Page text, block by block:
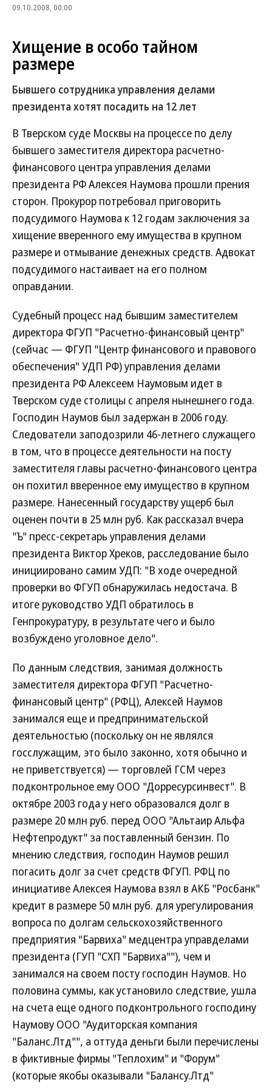
09.10.2008, 00:00
Хищение в особо тайном
размере
Бывшего сотрудника управления делами
президента хотят посадить на 12 лет
В Тверском суде Москвы на процессе по делу
бывшего заместителя директора расчетно-
финансового центра управления делами
президента РФ Алексея Наумова прошли прения
сторон. Прокурор потребовал приговорить
подсудимого Наумова к 12 годам заключения за
хищение вверенного ему имущества в крупном
размере и отмывание денежных средств. Адвокат
подсудимого настаивает на его полном
оправдании.
Судебный процесс над бывшим заместителем
директора ФГУП "Расчетно-финансовый центр"
(сейчас — ФГУП "Центр финансового и правового
обеспечения" УДП РФ) управления делами
президента РФ Алексеем Наумовым идет в
Тверском суде столицы с апреля нынешнего года.
Господин Наумов был задержан в 2006 году.
Следователи заподозрили 46-летнего служащего
в том, что в процессе деятельности на посту
заместителя главы расчетно-финансового центра
он похитил вверенное ему имущество в крупном
размере. Нанесенный государству ущерб был
оценен почти в 25 млн руб. Как рассказал вчера
"Ъ" пресс-секретарь управления делами
президента Виктор Хреков, расследование было
инициировано самим УДП: "В ходе очередной
проверки во ФГУП обнаружилась недостача. В
итоге руководство УДП обратилось в
Генпрокуратуру, в результате чего и было
возбуждено уголовное дело".
По данным следствия, занимая должность
заместителя директора ФГУП "Расчетно-
финансовый центр" (РФЦ), Алексей Наумов
занимался еще и предпринимательской
деятельностью (поскольку он не являлся
госслужащим, это было законно, хотя обычно и
не приветствуется) — торговлей ГСМ через
подконтрольное ему ООО "Дорресурсинвест". В
октябре 2003 года у него образовался долг в
размере 20 млн руб. перед ООО "Альтаир Альфа
Нефтепродукт" за поставленный бензин. По
мнению следствия, господин Наумов решил
погасить долг за счет средств ФГУП. РФЦ по
инициативе Алексея Наумова взял в АКБ "Росбанк"
кредит в размере 50 млн руб. для урегулирования
вопроса по долгам сельскохозяйственного
предприятия "Барвиха" медцентра управделами
президента (ГУП "СХП "Барвиха""), чем и
занимался на своем посту господин Наумов. Но
половина суммы, как установило следствие, ушла
на счета еще одного подконтрольного господину
Наумову ООО "Аудиторская компания
"Баланс.Лтд"", а оттуда деньги были перечислены
в фиктивные фирмы "Теплохим" и "Форум"
(которые якобы оказывали "Балансу.Лтд"